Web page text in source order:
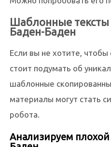
Шаблонные тексты
Баден-Баден
Если вы не хотите, чтобы
стоит подумать об
шаблонные
материалы могут стать
робота.
Анализируем плохой